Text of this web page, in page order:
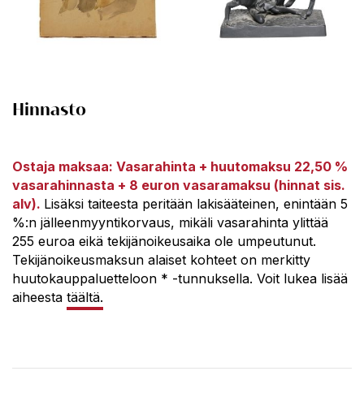
Hinnasto
Ostaja maksaa: Vasarahinta + huutomaksu 22,50 %
vasarahinnasta + 8 euron vasaramaksu (hinnat sis.
alv). Lisäksi taiteesta peritään lakisääteinen, enintään 5
%:n jälleenmyyntikorvaus, mikäli vasarahinta ylittää
255 euroa eikä tekijänoikeusaika ole umpeutunut.
Tekijänoikeusmaksun alaiset kohteet on merkitty
huutokauppaluetteloon * -tunnuksella. Voit lukea lisää
aiheesta täältä.